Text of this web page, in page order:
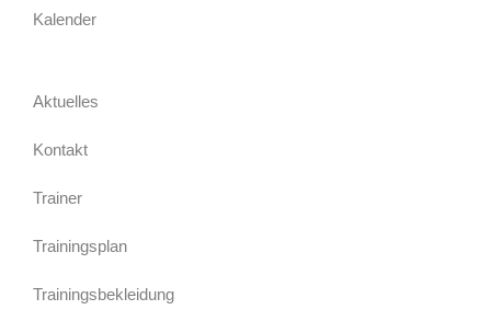
Kalender
Aktuelles
Kontakt
Trainer
Trainingsplan
Trainingsbekleidung